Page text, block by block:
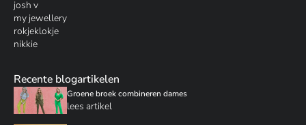
josh v
my jewellery
rokjeklokje
nikkie
Recente blogartikelen
Groene broek combineren dames
lees artikel